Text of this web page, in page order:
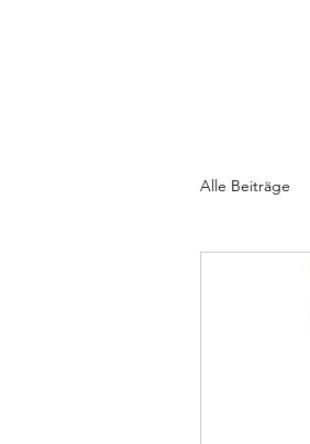
Alle Beiträge